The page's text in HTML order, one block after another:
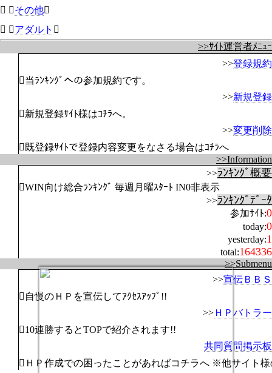
 その他
 アダルト 
>>ｻｲﾄ運営者ﾒﾆｭｰ
>>登録規約
当ﾗﾝｷﾝｸﾞへの参加規約です。
>>新規登録
新規登録ｻｲﾄ様はｺﾁﾗへ。
>>変更削除
既登録ｻｲﾄで登録内容変更をなさる場合はｺﾁﾗへ
>>Information
>>ﾗﾝｷﾝｸﾞ概要
WIN向け総合ﾗﾝｷﾝｸﾞ 毎週月曜ｽﾀｰﾄ IN0非表示
>>ﾗﾝｷﾝｸﾞﾃﾞｰﾀ
参加ｻｲﾄ:0
today:0
yesterday:1
total:164336
>>Submenu
>>宣伝ＢＢＳ
自慢のＨＰを宣伝してｱｸｾｽｱｯﾌﾟ!!
>> ＨＰバトラー
10連勝するとTOPで紹介されます!!
共同質問掲示板
ＨＰ作成での困ったことがあればコチラへ ※他サイト